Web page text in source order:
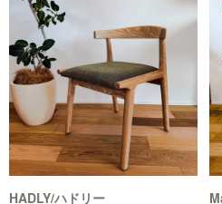
HADLY/ハドリー